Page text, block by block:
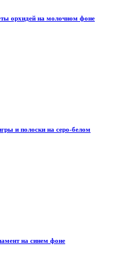
орхидей на молочном фоне
и полоски на серо-белом
на синем фоне